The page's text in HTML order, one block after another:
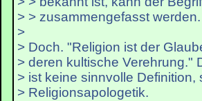
> > zusammengefasst
>
> Doch. "Religion ist der
> deren kultische Verehrung."
> ist keine sinnvolle
> Religionsapologetik.